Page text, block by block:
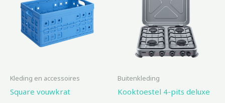
Kleding en accessoires
Square vouwkrat
Buitenkleding
Kooktoestel 4-pits deluxe